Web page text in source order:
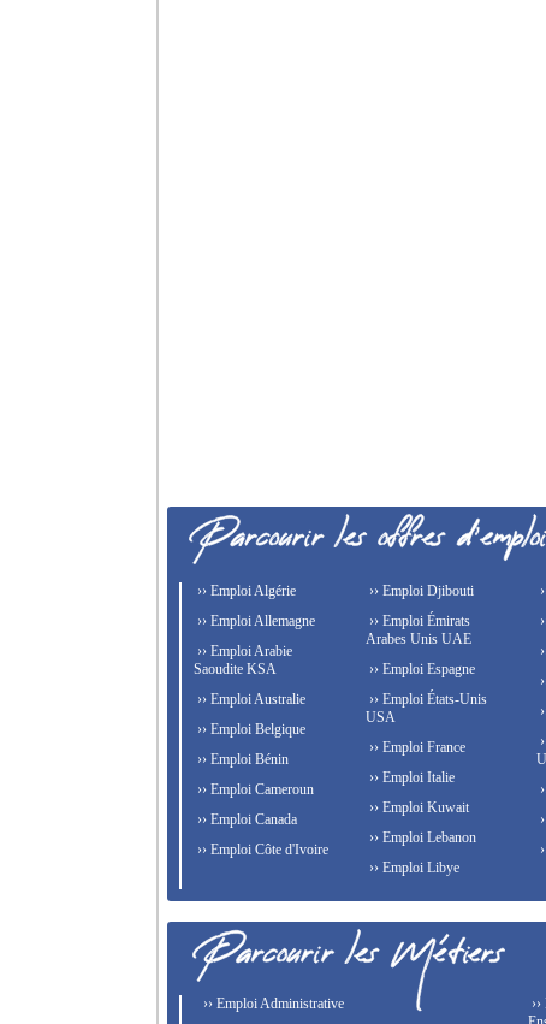
›› Emploi Algérie
›› Emploi Allemagne
›› Emploi Arabie
Saoudite KSA
›› Emploi Australie
›› Emploi Belgique
›› Emploi Bénin
›› Emploi Cameroun
›› Emploi Canada
›› Emploi Côte d'Ivoire
›› Emploi Djibouti
›› Emploi Émirats
Arabes Unis UAE
›› Emploi Espagne
›› Emploi États-Unis
USA
›› Emploi France
›› Emploi Italie
›› Emploi Kuwait
›› Emploi Lebanon
›› Emploi Libye
›› Emploi Administrative